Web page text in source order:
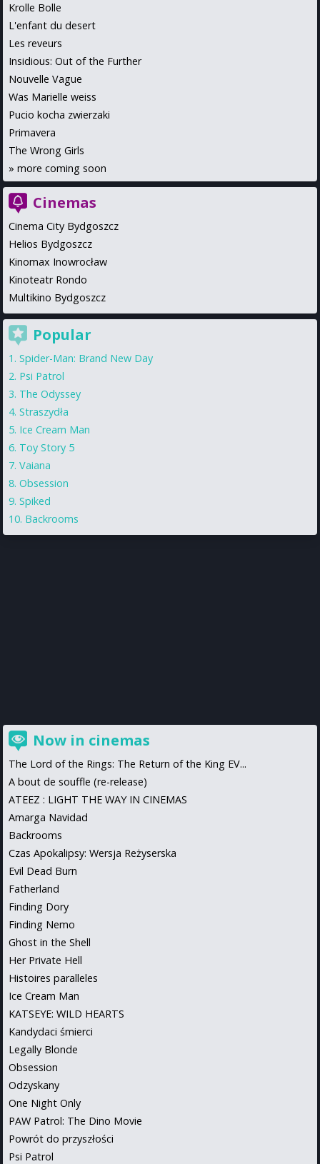
Krolle Bolle
L'enfant du desert
Les reveurs
Insidious: Out of the Further
Nouvelle Vague
Was Marielle weiss
Pucio kocha zwierzaki
Primavera
The Wrong Girls
» more coming soon
Cinemas
Cinema City Bydgoszcz
Helios Bydgoszcz
Kinomax Inowrocław
Kinoteatr Rondo
Multikino Bydgoszcz
Popular
Spider-Man: Brand New Day
Psi Patrol
The Odyssey
Straszydła
Ice Cream Man
Toy Story 5
Vaiana
Obsession
Spiked
Backrooms
Now in cinemas
The Lord of the Rings: The Return of the King EV...
A bout de souffle (re-release)
ATEEZ : LIGHT THE WAY IN CINEMAS
Amarga Navidad
Backrooms
Czas Apokalipsy: Wersja Reżyserska
Evil Dead Burn
Fatherland
Finding Dory
Finding Nemo
Ghost in the Shell
Her Private Hell
Histoires paralleles
Ice Cream Man
KATSEYE: WILD HEARTS
Kandydaci śmierci
Legally Blonde
Obsession
Odzyskany
One Night Only
PAW Patrol: The Dino Movie
Powrót do przyszłości
Psi Patrol